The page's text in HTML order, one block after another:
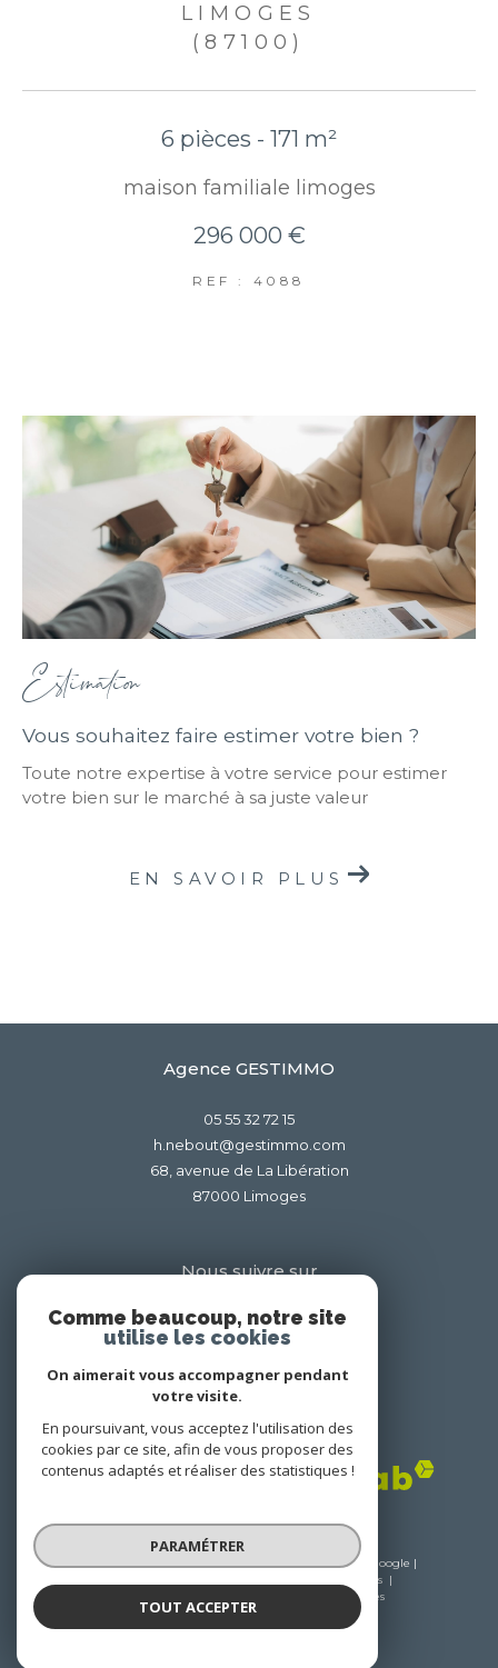
LIMOGES
(87100)
6 pièces - 171 m²
maison familiale limoges
296 000 €
REF : 4088
Estimation
Vous souhaitez faire estimer votre bien ?
Toute notre expertise à votre service pour estimer
votre bien sur le marché à sa juste valeur
EN SAVOIR PLUS
Agence GESTIMMO
05 55 32 72 15
h.nebout@gestimmo.com
68, avenue de La Libération
87000
limoges
Nous suivre sur
Adhérents
© 2026 | Tous droits réservés | Traduction powered by Google |
Mentions légales
Cookies
Comme beaucoup, notre site
utilise les cookies
On aimerait vous accompagner pendant
votre visite.
En poursuivant, vous acceptez l'utilisation des
cookies par ce site, afin de vous proposer des
contenus adaptés et réaliser des statistiques !
PARAMÉTRER
TOUT ACCEPTER